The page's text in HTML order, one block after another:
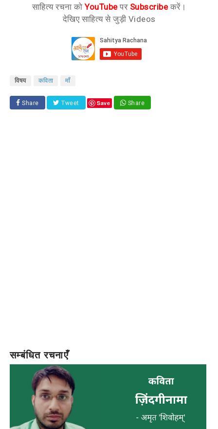
साहित्य रचना कोYouTubeपर Subscribeकरें।
देखिए साहित्य से जुड़ी Videos
विषय कविता माँ
Share Tweet Save Share
सम्बंधित रचनाएँ